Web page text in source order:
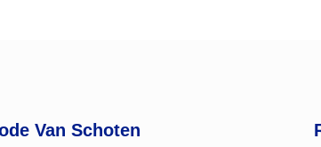
Van Schoten